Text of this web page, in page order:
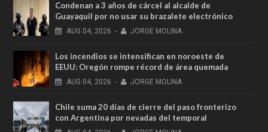
Condenan a 3 años de cárcel al alcalde de
Guayaquil por no usar su brazalete electrónico
AUG 04, 2026 - JORGE MOLINA
Los incendios se intensifican en noroeste de
EEUU: Oregón rompe récord de área quemada
AUG 04, 2026 - JORGE MOLINA
Chile suma 20 días de cierre del paso fronterizo
con Argentina por nevadas del temporal